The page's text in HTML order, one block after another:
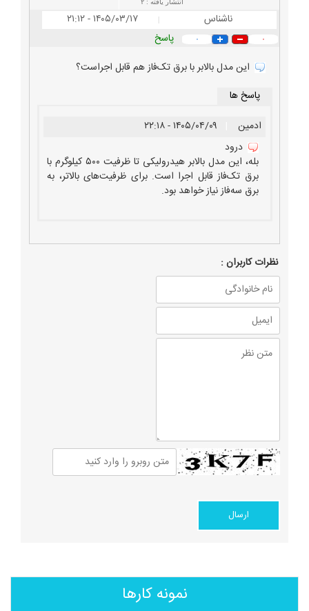
انتشار یافته :۲
ناشناس ۱۴۰۵/۰۳/۱۷ - ۲۱:۱۲
۰ ۰
پاسخ
این مدل بالابر با برق تک‌فاز هم قابل اجراست؟
پاسخ ها
ادمین
۱۴۰۵/۰۴/۰۹ - ۲۲:۱۸
درود
بله، این مدل بالابر هیدرولیکی تا ظرفیت ۵۰۰ کیلوگرم با
برق تک‌فاز قابل اجرا است. برای ظرفیت‌های بالاتر، به
برق سه‌فاز نیاز خواهد بود.
نظرات كاربران :
نمونه کارها